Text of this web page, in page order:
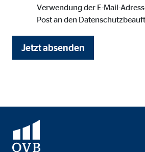
Verwendung der E-Mail-
Post an den
Jetzt absenden